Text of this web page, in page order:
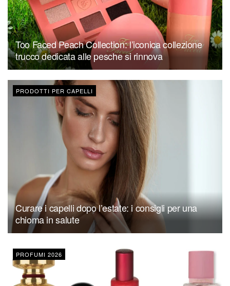
Too Faced Peach Collection: l’iconica collezione
trucco dedicata alle pesche si rinnova
PRODOTTI PER CAPELLI
Curare i capelli dopo l’estate: i consigli per una
chioma in salute
PROFUMI 2026